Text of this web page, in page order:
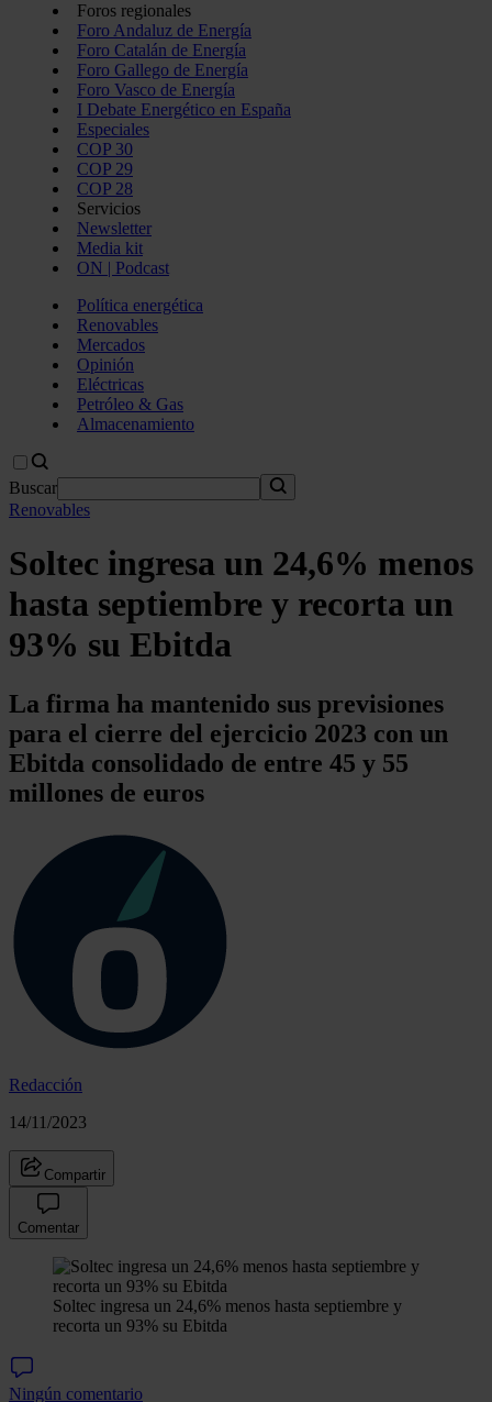
Foros regionales
Foro Andaluz de Energía
Foro Catalán de Energía
Foro Gallego de Energía
Foro Vasco de Energía
I Debate Energético en España
Especiales
COP 30
COP 29
COP 28
Servicios
Newsletter
Media kit
ON | Podcast
Política energética
Renovables
Mercados
Opinión
Eléctricas
Petróleo & Gas
Almacenamiento
Buscar
Renovables
Soltec ingresa un 24,6% menos
hasta septiembre y recorta un
93% su Ebitda
La firma ha mantenido sus previsiones
para el cierre del ejercicio 2023 con un
Ebitda consolidado de entre 45 y 55
millones de euros
Redacción
14/11/2023
Compartir
Comentar
Soltec ingresa un 24,6% menos hasta septiembre y
recorta un 93% su Ebitda
Ningún comentario